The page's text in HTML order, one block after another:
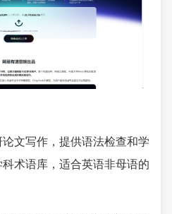
文写作，提供语法检查和学
术语库，适合英语非母语的